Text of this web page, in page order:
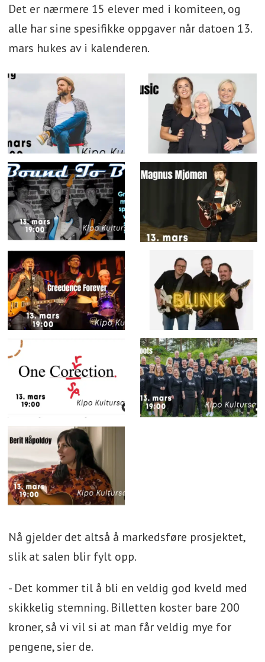
Det er nærmere 15 elever med i komiteen, og
alle har sine spesifikke oppgaver når datoen 13.
mars hukes av i kalenderen.
Nå gjelder det altså å markedsføre prosjektet,
slik at salen blir fylt opp.
- Det kommer til å bli en veldig god kveld med
skikkelig stemning. Billetten koster bare 200
kroner, så vi vil si at man får veldig mye for
pengene, sier de.